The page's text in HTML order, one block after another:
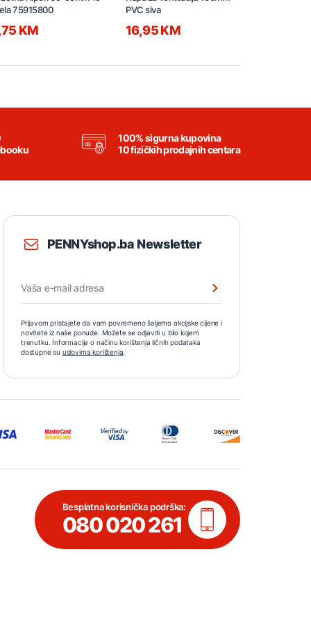
75915800
KM
PVC siva
16,95 KM
100% sigurna kupovina
10 fizičkih prodajnih centara
PENNYshop.ba Newsletter
Prijavom pristajete da vam povremeno šaljemo akcijske cijene i
novitete iz naše ponude. Možete se odjaviti u bilo kojem
trenutku. Informacije o načinu korištenja ličnih podataka
dostupne su uslovima korištenja.
Besplatna korisnička podrška:
080 020 261